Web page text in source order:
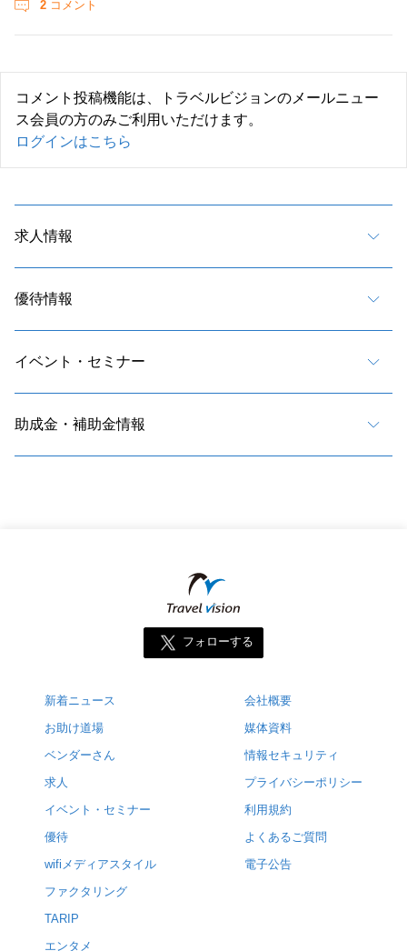
2 コメント
コメント投稿機能は、トラベルビジョンのメールニュー
ス会員の方のみご利用いただけます。
ログインはこちら
求人情報
優待情報
イベント・セミナー
助成金・補助金情報
フォローする
新着ニュース
お助け道場
ベンダーさん
求人
イベント・セミナー
優待
wifiメディアスタイル
ファクタリング
TARIP
エンタメ
会社概要
媒体資料
情報セキュリティ
プライバシーポリシー
利用規約
よくあるご質問
電子公告